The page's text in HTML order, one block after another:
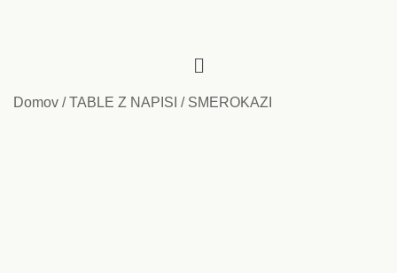
Domov /TABLE Z NAPISI / SMEROKAZI